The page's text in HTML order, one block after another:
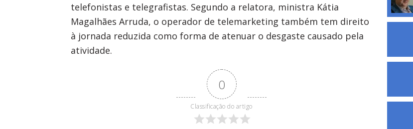
telefonistas e telegrafistas. Segundo a relatora, ministra Kátia
Magalhães Arruda, o operador de telemarketing também tem direito
à jornada reduzida como forma de atenuar o desgaste causado pela
atividade.
0
Classificação do artigo